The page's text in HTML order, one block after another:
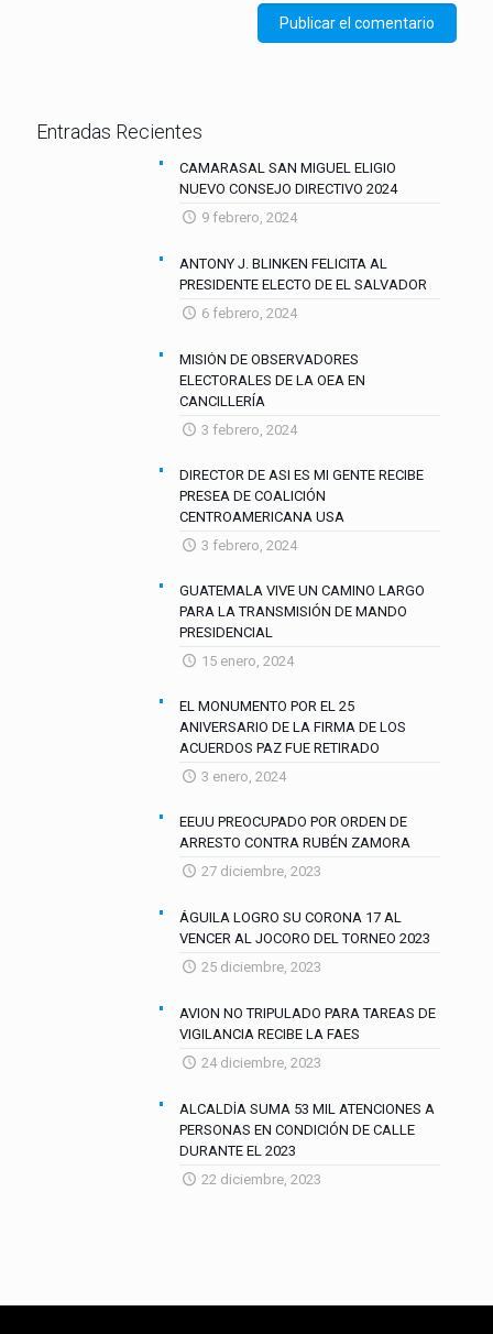
Entradas Recientes
CAMARASAL SAN MIGUEL ELIGIO
NUEVO CONSEJO DIRECTIVO 2024
9 febrero, 2024
ANTONY J. BLINKEN FELICITA AL
PRESIDENTE ELECTO DE EL SALVADOR
6 febrero, 2024
MISIÓN DE OBSERVADORES
ELECTORALES DE LA OEA EN
CANCILLERÍA
3 febrero, 2024
DIRECTOR DE ASI ES MI GENTE RECIBE
PRESEA DE COALICIÓN
CENTROAMERICANA USA
3 febrero, 2024
GUATEMALA VIVE UN CAMINO LARGO
PARA LA TRANSMISIÓN DE MANDO
PRESIDENCIAL
15 enero, 2024
EL MONUMENTO POR EL 25
ANIVERSARIO DE LA FIRMA DE LOS
ACUERDOS PAZ FUE RETIRADO
3 enero, 2024
EEUU PREOCUPADO POR ORDEN DE
ARRESTO CONTRA RUBÉN ZAMORA
27 diciembre, 2023
ÁGUILA LOGRO SU CORONA 17 AL
VENCER AL JOCORO DEL TORNEO 2023
25 diciembre, 2023
AVION NO TRIPULADO PARA TAREAS DE
VIGILANCIA RECIBE LA FAES
24 diciembre, 2023
ALCALDÍA SUMA 53 MIL ATENCIONES A
PERSONAS EN CONDICIÓN DE CALLE
DURANTE EL 2023
22 diciembre, 2023